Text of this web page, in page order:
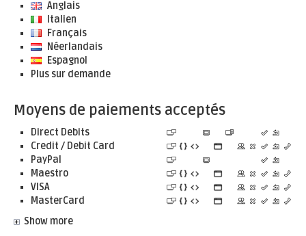
Anglais
Italien
Français
Néerlandais
Espagnol
Plus sur demande
Moyens de paiements acceptés
Direct Debits
Credit / Debit Card
PayPal
Maestro
VISA
MasterCard
Show more